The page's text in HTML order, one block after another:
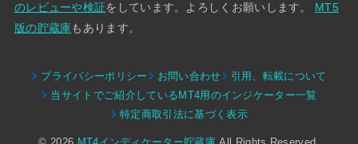
のレビューや検証をしています。よろしくお願いします。 MT5
版の貯蔵庫もあります。
プライバシーポリシー お問い合わせ
引用、転載について
当サイトでご紹介しているMT4用のインジケーター一覧
特定商取引法に基づく表示